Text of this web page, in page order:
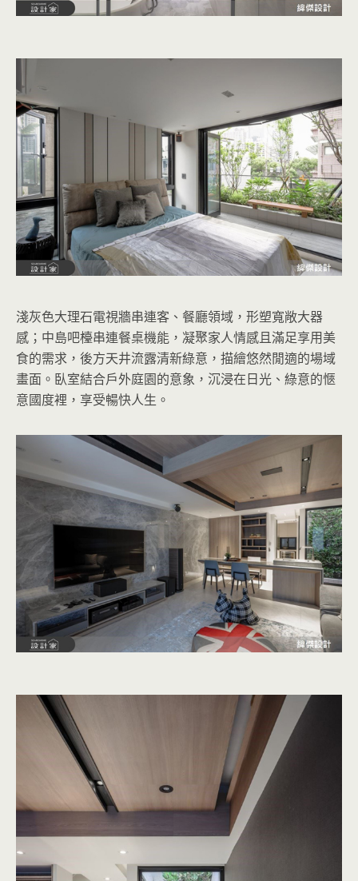
淺灰色大理石電視牆串連客、餐廳領域，形塑寬敞大器
感；中島吧檯串連餐桌機能，凝聚家人情感且滿足享用美
食的需求，後方天井流露清新綠意，描繪悠然閒適的場域
畫面。臥室結合戶外庭園的意象，沉浸在日光、綠意的愜
意國度裡，享受暢快人生。